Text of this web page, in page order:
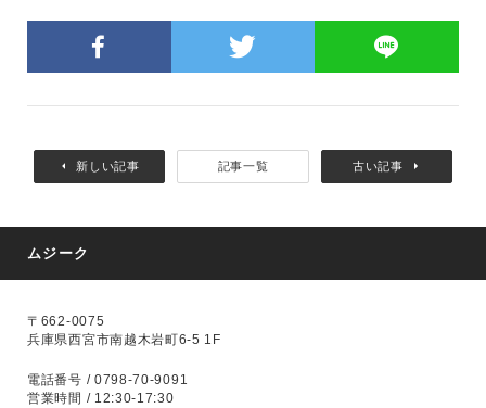
新しい記事 記事一覧 古い記事
ムジーク
〒662-0075
兵庫県西宮市南越木岩町6-5 1F
電話番号 / 0798-70-9091
営業時間 / 12:30-17:30